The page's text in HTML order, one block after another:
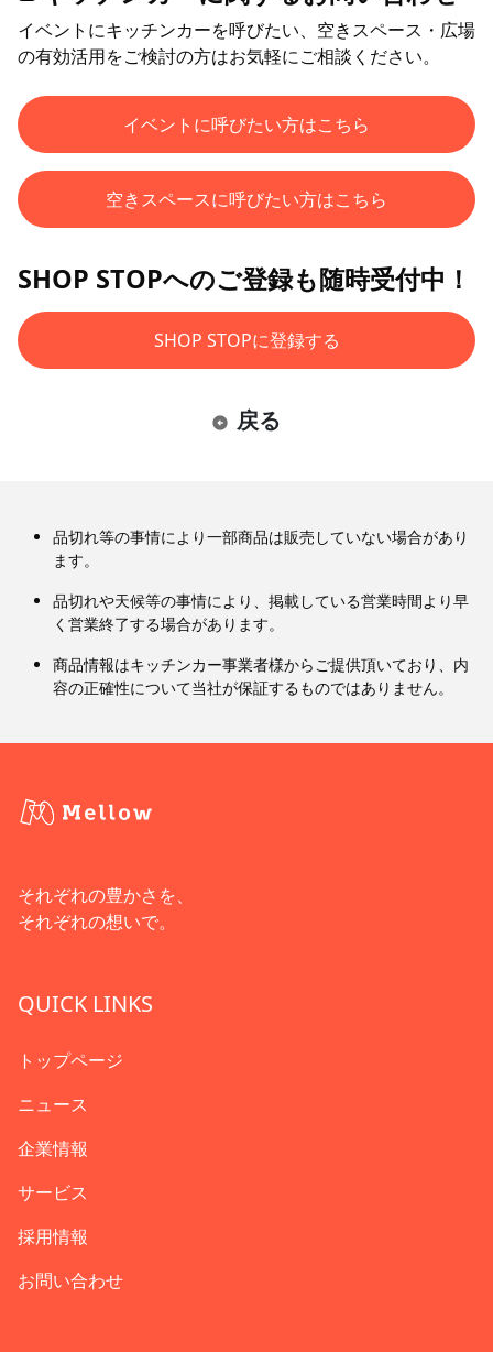
イベントにキッチンカーを呼びたい、空きスペース・広場
の有効活用をご検討の方はお気軽にご相談ください。
イベントに呼びたい方はこちら
空きスペースに呼びたい方はこちら
SHOP STOPへのご登録も随時受付中！
SHOP STOPに登録する
戻る
品切れ等の事情により一部商品は販売していない場合があり
ます。
品切れや天候等の事情により、掲載している営業時間より早
く営業終了する場合があります。
商品情報はキッチンカー事業者様からご提供頂いており、内
容の正確性について当社が保証するものではありません。
それぞれの豊かさを、
それぞれの想いで。
QUICK LINKS
トップページ
ニュース
企業情報
サービス
採用情報
お問い合わせ